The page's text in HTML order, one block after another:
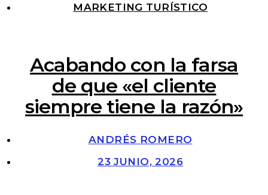
MARKETING TURÍSTICO
Acabando con la farsa
de que «el cliente
siempre tiene la razón»
ANDRÉS ROMERO
23 JUNIO, 2026